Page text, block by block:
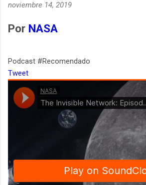
noviembre 14, 2019
Por NASA
Podcast #Recomendado
Tweet